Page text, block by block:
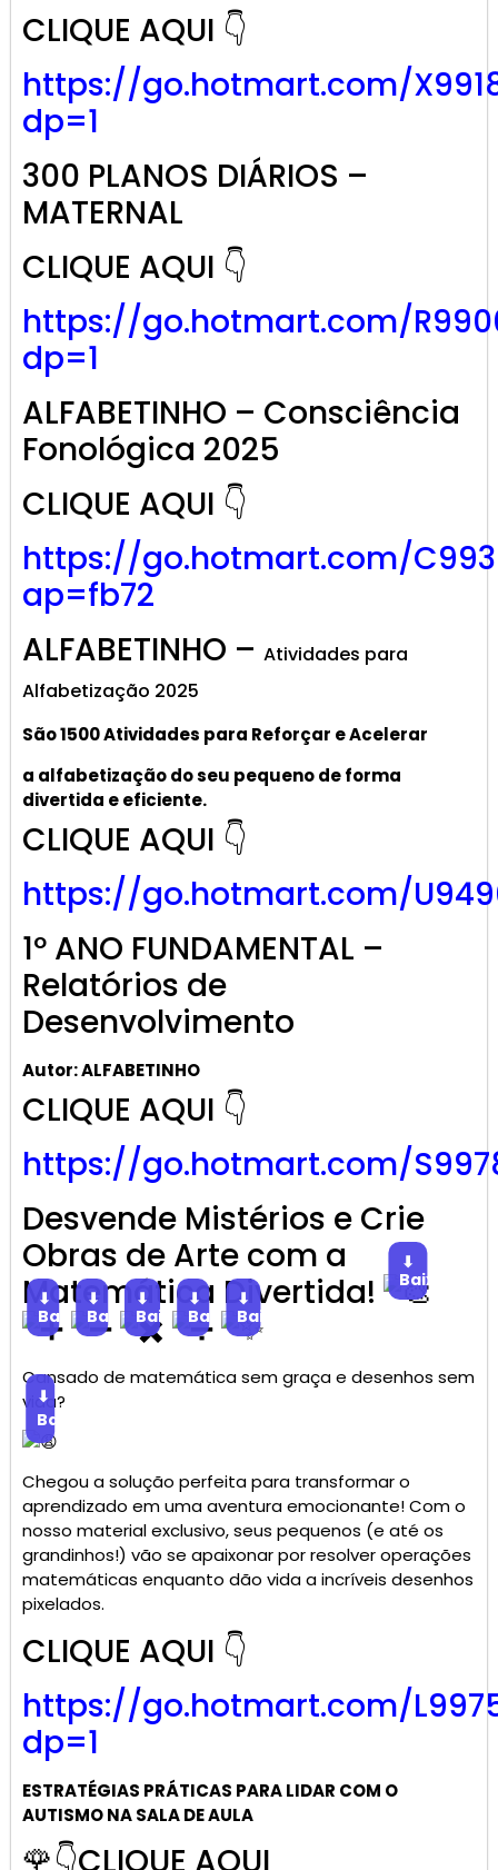
CLIQUE AQUI 👇
https://go.hotmart.com/
dp=1
300 PLANOS DIÁRIOS –
MATERNAL
CLIQUE AQUI 👇
https://go.hotmart.com/
dp=1
ALFABETINHO – Consciência
Fonológica 2025
CLIQUE AQUI 👇
https://go.hotmart.com/
ap=fb72
ALFABETINHO – Atividades para
Alfabetização 2025
São 1500 Atividades para Reforçar e Acelerar
a alfabetizaçãodo seu pequeno de forma
divertida e eficiente.
CLIQUE AQUI 👇
https://go.hotmart.com/
1º ANO FUNDAMENTAL –
Relatórios de
Desenvolvimento
Autor: ALFABETINHO
CLIQUE AQUI 👇
https://go.hotmart.com/
Desvende Mistérios e Crie
Obras de Arte com a
Matemática Divertida!
⬇
Baixar
⬇
Baixar
⬇
Baixar
⬇
Baixar
⬇
Baixar
⬇
Baixar
Cansado de matemática sem graça e desenhos sem
vida?
⬇
Baixar
Chegou a solução perfeita para transformar o
aprendizado em uma aventura emocionante! Com o
nosso material exclusivo, seus pequenos (e até os
grandinhos!) vão se apaixonar por resolver operações
matemáticas enquanto dão vida a incríveis desenhos
pixelados.
CLIQUE AQUI 👇
https://go.hotmart.com/
dp=1
ESTRATÉGIAS PRÁTICAS PARA LIDAR COM O
AUTISMO NA SALA DE AULA